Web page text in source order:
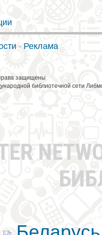
· Реклама
защищены
библиотечной сети